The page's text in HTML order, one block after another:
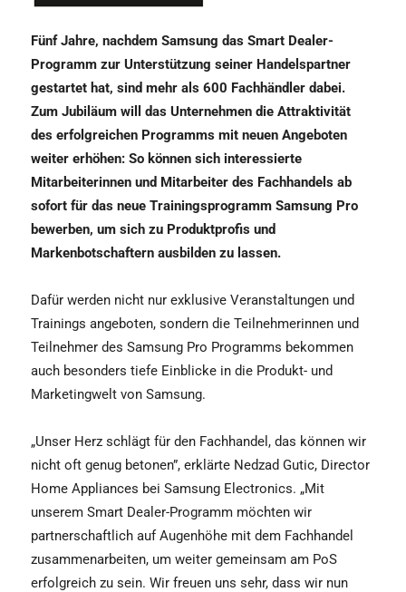
Fünf Jahre, nachdem Samsung das Smart Dealer-
Programm zur Unterstützung seiner Handelspartner
gestartet hat, sind mehr als 600 Fachhändler dabei.
Zum Jubiläum will das Unternehmen die Attraktivität
des erfolgreichen Programms mit neuen Angeboten
weiter erhöhen: So können sich interessierte
Mitarbeiterinnen und Mitarbeiter des Fachhandels ab
sofort für das neue Trainingsprogramm Samsung Pro
bewerben, um sich zu Produktprofis und
Markenbotschaftern ausbilden zu lassen.
Dafür werden nicht nur exklusive Veranstaltungen und
Trainings angeboten, sondern die Teilnehmerinnen und
Teilnehmer des Samsung Pro Programms bekommen
auch besonders tiefe Einblicke in die Produkt- und
Marketingwelt von Samsung.
„Unser Herz schlägt für den Fachhandel, das können wir
nicht oft genug betonen”, erklärte Nedzad Gutic, Director
Home Appliances bei Samsung Electronics. „Mit
unserem Smart Dealer-Programm möchten wir
partnerschaftlich auf Augenhöhe mit dem Fachhandel
zusammenarbeiten, um weiter gemeinsam am PoS
erfolgreich zu sein. Wir freuen uns sehr, dass wir nun